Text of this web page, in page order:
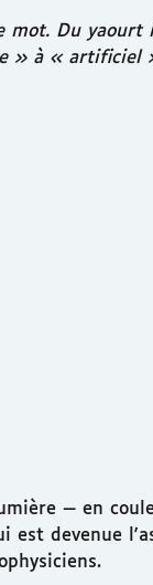
mot. Du
» à « artificiel
— en
est devenue